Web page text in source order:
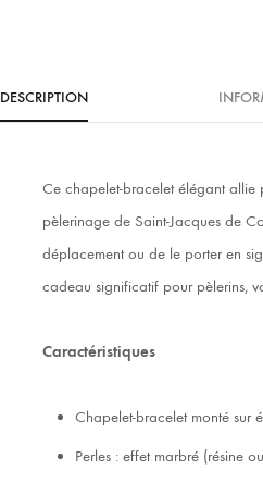
DESCRIPTION
Ce chapelet-bracelet élégant allie
pèlerinage de Saint-Jacques de
déplacement ou de le porter en
cadeau significatif pour pèlerins,
Caractéristiques
Chapelet-bracelet monté sur
Perles : effet marbré (résine